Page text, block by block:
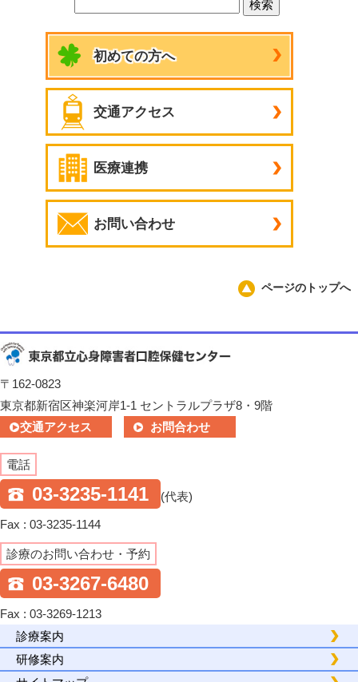
初めての方へ
交通アクセス
医療連携
お問い合わせ
ページのトップへ
〒162-0823
東京都新宿区神楽河岸1-1 セントラルプラザ8・9階
交通アクセス
お問合わせ
電話
03-3235-1141 (代表)
Fax : 03-3235-1144
診療のお問い合わせ・予約
03-3267-6480
Fax : 03-3269-1213
診療案内
研修案内